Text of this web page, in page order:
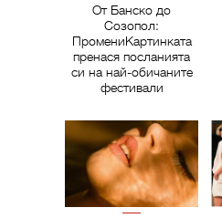
От Банско до
Созопол:
ПромениКартинката
пренася посланията
си на най-обичаните
фестивали